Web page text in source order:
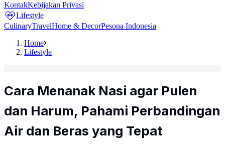
KontakKebijakan Privasi
Lifestyle
CulinaryTravelHome & DecorPesona Indonesia
Home
Lifestyle
Cara Menanak Nasi agar Pulen
dan Harum, Pahami Perbandingan
Air dan Beras yang Tepat